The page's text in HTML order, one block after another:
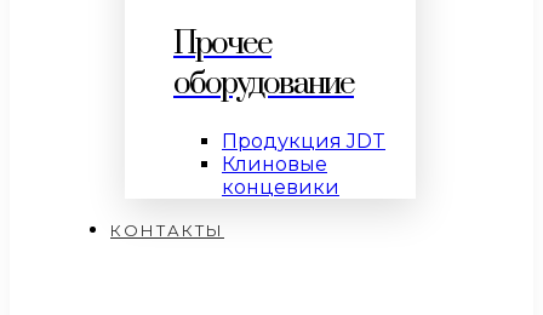
Прочее
оборудование
Продукция JDT
Клиновые
концевики
КОНТАКТЫ